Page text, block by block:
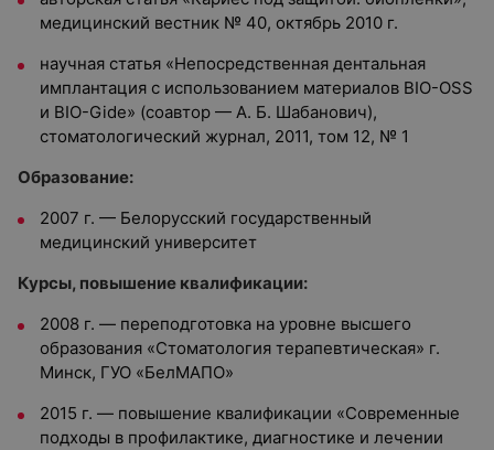
медицинский вестник № 40, октябрь 2010 г.
научная статья «Непосредственная дентальная
имплантация с использованием материалов BIO-OSS
и BIO-Gide» (соавтор — А. Б. Шабанович),
стоматологический журнал, 2011, том 12, № 1
Образование:
2007 г. — Белорусский государственный
медицинский университет
Курсы, повышение квалификации:
2008 г. — переподготовка на уровне высшего
образования «Стоматология терапевтическая» г.
Минск, ГУО «БелМАПО»
2015 г. — повышение квалификации «Современные
подходы в профилактике, диагностике и лечении